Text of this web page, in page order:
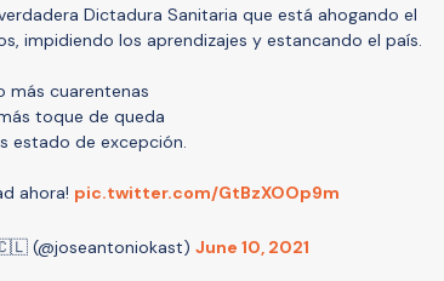
Dictadura Sanitaria que está ahogando el
impidiendo los aprendizajes y estancando el país.
más cuarentenas
toque de queda
estado de excepción.
ahora! pic.twitter.com/GtBzXOOp9m
(@joseantoniokast) June 10, 2021